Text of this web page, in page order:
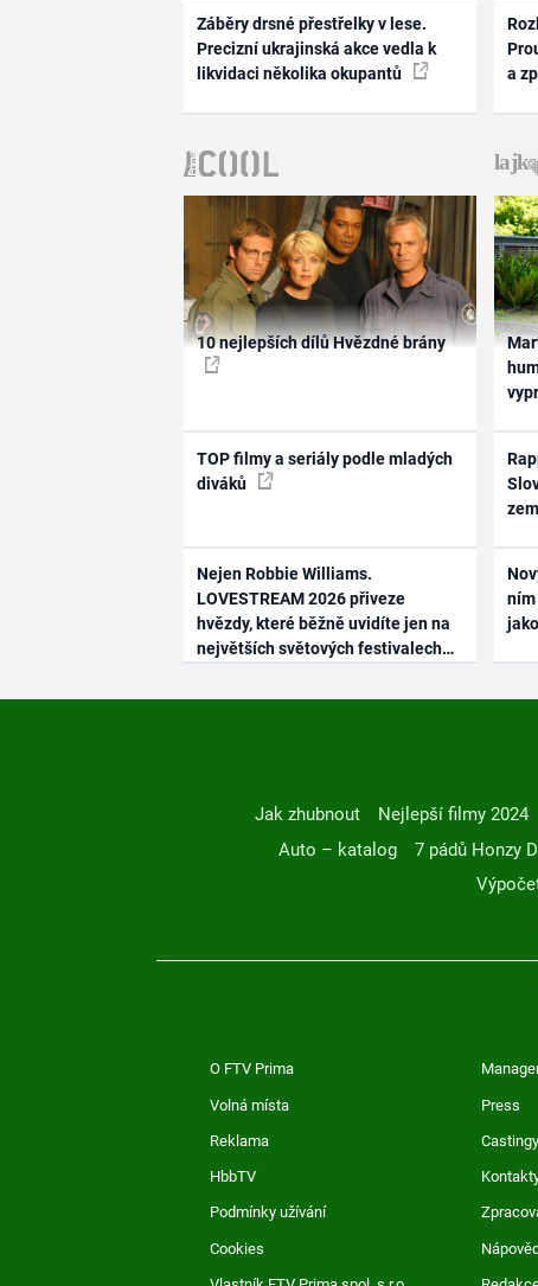
Záběry drsné přestřelky v lese.
Precizní ukrajinská akce vedla k
likvidaci několika okupantů
a
10 nejlepších dílů Hvězdné brány
TOP filmy a seriály podle mladých
diváků
Nejen Robbie Williams.
LOVESTREAM 2026 přiveze
hvězdy, které běžně uvidíte jen na
největších světových festivalech
ním
Jak zhubnout Nejlepší filmy 2024
Auto – katalog
7 pádů Honzy
O FTV Prima
Volná místa Press
Reklama
HbbTV
Podmínky užívání
Cookies